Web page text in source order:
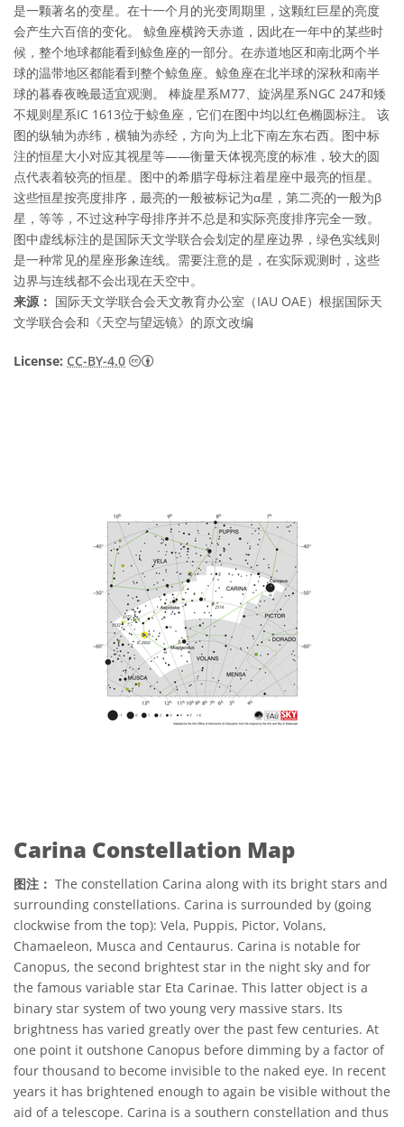
是一颗著名的变星。在十一个月的光变周期里，这颗红巨星的亮度
会产生六百倍的变化。 鲸鱼座横跨天赤道，因此在一年中的某些时
候，整个地球都能看到鲸鱼座的一部分。在赤道地区和南北两个半
球的温带地区都能看到整个鲸鱼座。鲸鱼座在北半球的深秋和南半
球的暮春夜晚最适宜观测。 棒旋星系M77、旋涡星系NGC 247和矮
不规则星系IC 1613位于鲸鱼座，它们在图中均以红色椭圆标注。 该
图的纵轴为赤纬，横轴为赤经，方向为上北下南左东右西。图中标
注的恒星大小对应其视星等——衡量天体视亮度的标准，较大的圆
点代表着较亮的恒星。图中的希腊字母标注着星座中最亮的恒星。
这些恒星按亮度排序，最亮的一般被标记为α星，第二亮的一般为β
星，等等，不过这种字母排序并不总是和实际亮度排序完全一致。
图中虚线标注的是国际天文学联合会划定的星座边界，绿色实线则
是一种常见的星座形象连线。需要注意的是，在实际观测时，这些
边界与连线都不会出现在天空中。
来源： 国际天文学联合会天文教育办公室（IAU OAE）根据国际天
文学联合会和《天空与望远镜》的原文改编
License: CC-BY-4.0 知识共享许可协议 署名 4.0 国际 (CC BY
Carina Constellation Map
图注： The constellation Carina along with its bright stars and
surrounding constellations. Carina is surrounded by (going
clockwise from the top): Vela, Puppis, Pictor, Volans,
Chamaeleon, Musca and Centaurus. Carina is notable for
Canopus, the second brightest star in the night sky and for
the famous variable star Eta Carinae. This latter object is a
binary star system of two young very massive stars. Its
brightness has varied greatly over the past few centuries. At
one point it outshone Canopus before dimming by a factor of
four thousand to become invisible to the naked eye. In recent
years it has brightened enough to again be visible without the
aid of a telescope. Carina is a southern constellation and thus